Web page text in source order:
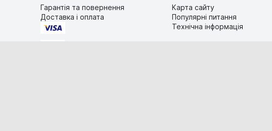
Гарантія та повернення
Доставка і оплата
Карта сайту
Популярні питання
Технічна інформація